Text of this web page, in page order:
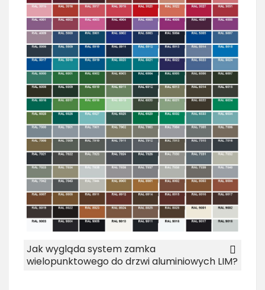
Jak wygląda system zamka
wielopunktowego do drzwi aluminiowych LIM?